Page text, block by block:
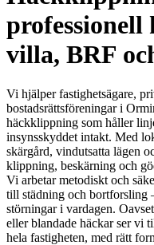
professionell
villa, BRF
Vi hjälper fastighetsägare,
bostadsrättsföreningar i
häckklippning som håller
insynsskyddet intakt. Med
skärgård, vindutsatta lägen
klippning, beskärning och
Vi arbetar metodiskt och
till städning och bortforsling
störningar i vardagen.
eller blandade häckar ser vi
hela fastigheten, med rätt